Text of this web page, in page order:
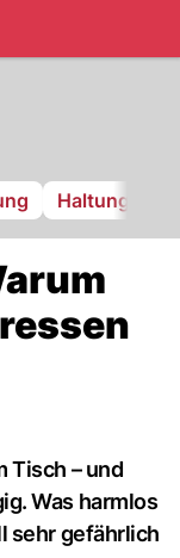
Haltung
Tisch – und
Was harmlos
sehr gefährlich